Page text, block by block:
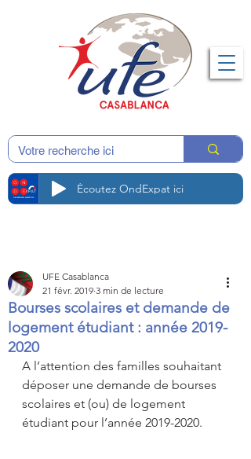
Écoutez OndExpat ici
Bourses scolaires et demande de
logement étudiant : année 2019-
2020
UFE Casablanca
21 févr. 2019 3 min de lecture
A l’attention des familles souhaitant
déposer une demande de bourses
scolaires et (ou) de logement
étudiant pour l’année 2019-2020.